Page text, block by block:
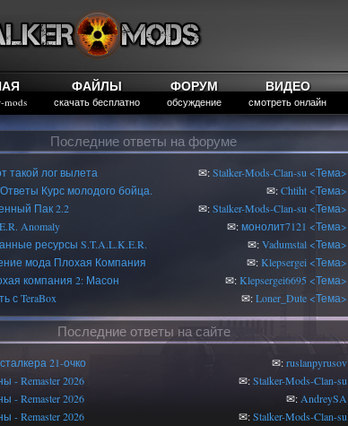
mods
ФАЙЛЫ
скачать бесплатно
ФОРУМ
обсуждение
ВИДЕО
смотреть онлайн
Последние ответы на форуме
такой лог вылета ✉:Stalker-Mods-Clan-su <Тема>
Курс молодого бойца. ✉:Chtiht <Тема>
Пак 2.2 ✉:Stalker-Mods-Clan-su <Тема>
Anomaly ✉:монолит7121 <Тема>
ресурсы S.T.A.L.K.E.R. ✉:Vadumstal <Тема>
мода Плохая Компания ✉:Klepsergei <Тема>
компания 2: Масон ✉:Klepsergei6695 <Тема>
с TeraBox ✉:Loner_Dute <Тема>
Последние ответы на сайте
21-очко ✉:ruslanpyrusov
- Remaster 2026 ✉:Stalker-Mods-Clan-su
- Remaster 2026 ✉: AndreySA
- Remaster 2026 ✉:Stalker-Mods-Clan-su